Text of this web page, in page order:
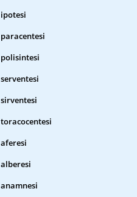
ipotesi
paracentesi
polisintesi
serventesi
sirventesi
toracocentesi
aferesi
alberesi
anamnesi